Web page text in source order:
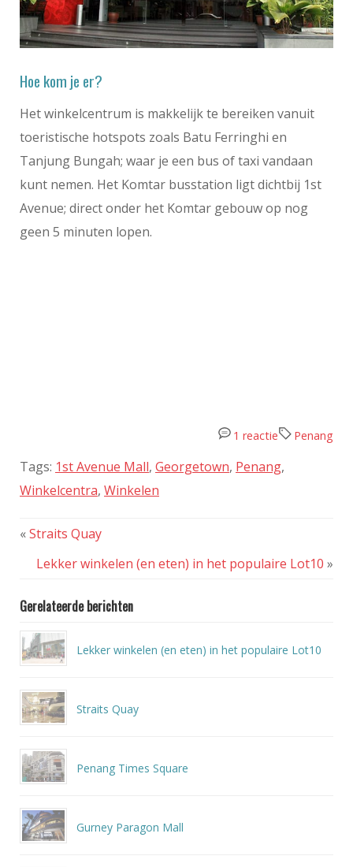
Hoe kom je er?
Het winkelcentrum is makkelijk te bereiken vanuit
toeristische hotspots zoals Batu Ferringhi en
Tanjung Bungah; waar je een bus of taxi vandaan
kunt nemen. Het Komtar busstation ligt dichtbij 1st
Avenue; direct onder het Komtar gebouw op nog
geen 5 minuten lopen.
Penang
1 reactie
Tags: 1st Avenue Mall, Georgetown, Penang,
Winkelcentra, Winkelen
«Straits Quay
Lekker winkelen (en eten) in het populaire Lot10 »
Gerelateerde berichten
Lekker winkelen (en eten) in het populaire Lot10
Straits Quay
Penang Times Square
Gurney Paragon Mall